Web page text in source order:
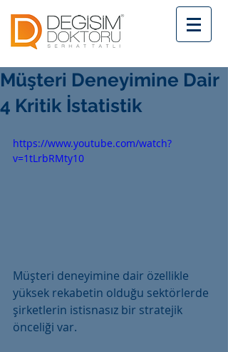
Müşteri Deneyimine Dair
4 Kritik İstatistik
https://www.youtube.com/watch?
v=1tLrbRMty10
Müşteri deneyimine dair özellikle
yüksek rekabetin olduğu sektörlerde
şirketlerin istisnasız bir stratejik
önceliği var.